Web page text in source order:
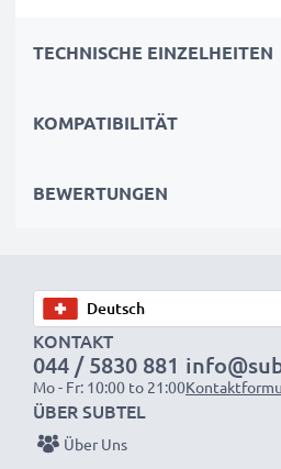
unterzogen und entsprechen
Die umweltfreundliche
Vermeidung von Elektroschrott.
Entscheiden Sie sich für
keine Abstriche bei der
TECHNISCHE EINZELHEITEN
KOMPATIBILITÄT
BEWERTUNGEN
KONTAKT
044 / 5830 881
Mo - Fr: 10:00 to 21:00
ÜBER SUBTEL
Über Uns